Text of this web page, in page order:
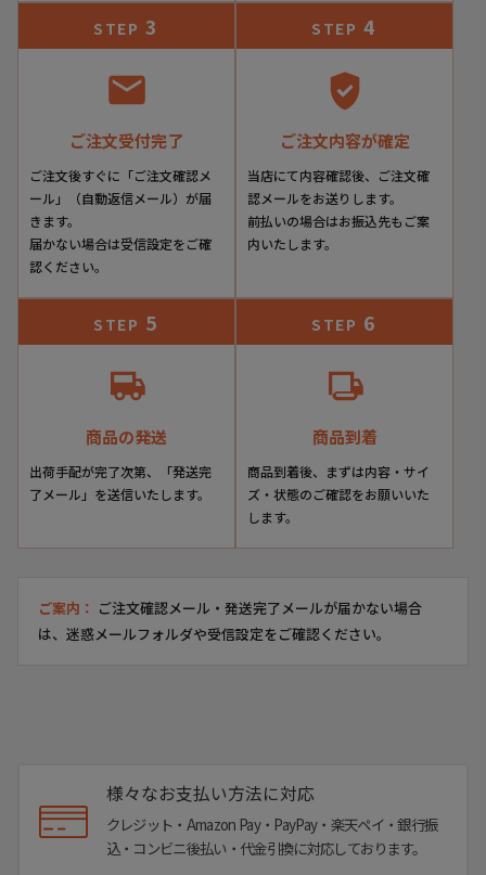
STEP 3
ご注文受付完了
ご注文後すぐに「ご注文確認メ
ール」（自動返信メール）が届
きます。
届かない場合は受信設定をご確
認ください。
STEP 4
ご注文内容が確定
当店にて内容確認後、ご注文確
認メールをお送りします。
前払いの場合はお振込先もご案
内いたします。
STEP 5
商品の発送
出荷手配が完了次第、「発送完
了メール」を送信いたします。
STEP 6
商品到着
商品到着後、まずは内容・サイ
ズ・状態のご確認をお願いいた
します。
ご案内： ご注文確認メール・発送完了メールが届かない場合
は、迷惑メールフォルダや受信設定をご確認ください。
様々なお支払い方法に対応
クレジット・Amazon Pay・PayPay・楽天ペイ・銀行振
込・コンビニ後払い・代金引換に対応しております。